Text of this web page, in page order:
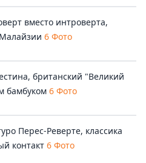
вместо интроверта,
6 Фото
британский "Великий
бамбуком 6 Фото
Перес-Реверте, классика
контакт 6 Фото